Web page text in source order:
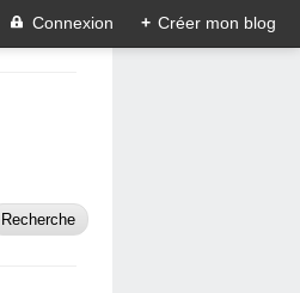
Connexion + Créer mon blog